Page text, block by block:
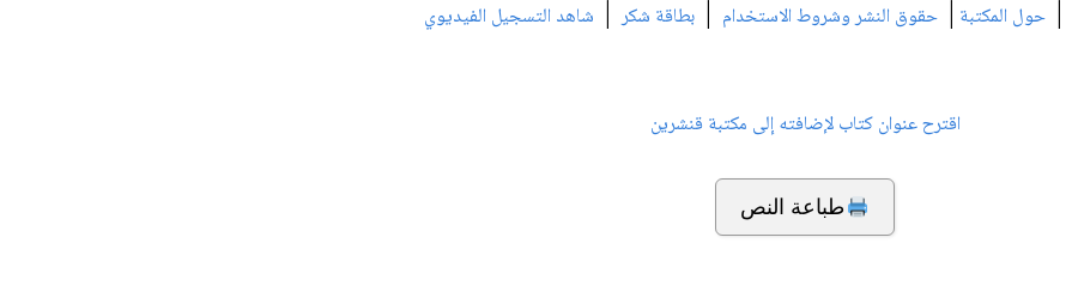
| حول المكتبة | حقوق النشر وشروط الاستخدام | بطاقة شكر| شاهد التسجيل الفيديوي
اقترح عنوان كتاب لإضافته إلى مكتبة قنشرين
طباعة النص